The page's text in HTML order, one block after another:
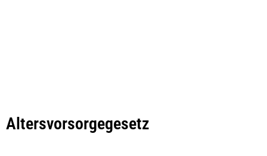
Altersvorsorgegesetz